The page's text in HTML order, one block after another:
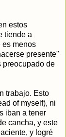
estos
tiende a
es menos
presente"
preocupado de
trabajo. Esto
of myself), ni
iban a tener
cancha, y este
y logré